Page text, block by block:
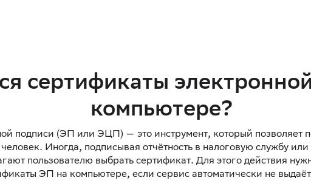
сертификаты
компьютере?
подписи (ЭП или ЭЦП) — это инструмент, который позволяет
Иногда, подписывая отчётность в налоговую службу
пользователю выбрать сертификат. Для этого действия
ЭП на компьютере, если сервис автоматически не